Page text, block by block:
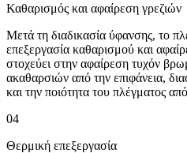
Καθαρισμός και αφαίρεση γρεζιών
Μετά τη διαδικασία ύφανσης, το
επεξεργασία καθαρισμού και
στοχεύει στην αφαίρεση τυχόν
ακαθαρσιών από την επιφάνεια,
και την ποιότητα του πλέγματος από
04
Θερμική επεξεργασία